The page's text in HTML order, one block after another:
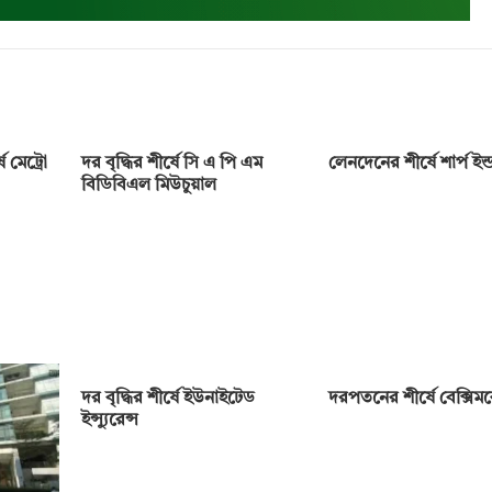
মেট্রো
দর বৃদ্ধির শীর্ষে সি এ পি এম
বিডিবিএল মিউচুয়াল
লেনদেনের শীর্ষে শার্প
দর বৃদ্ধির শীর্ষে ইউনাইটেড
ইন্স্যুরেন্স
দরপতনের শীর্ষে